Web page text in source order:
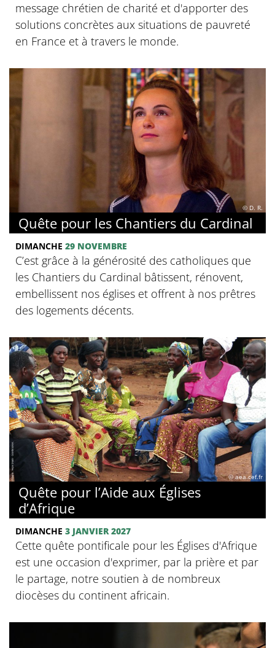
message chrétien de charité et d'apporter des
solutions concrètes aux situations de pauvreté
en France et à travers le monde.
© D. R.
Quête pour les Chantiers du Cardinal
DIMANCHE 29 NOVEMBRE
C’est grâce à la générosité des catholiques que
les Chantiers du Cardinal bâtissent, rénovent,
embellissent nos églises et offrent à nos prêtres
des logements décents.
© aea.cef.fr
Quête pour l’Aide aux Églises
d’Afrique
DIMANCHE 3 JANVIER 2027
Cette quête pontificale pour les Églises d'Afrique
est une occasion d'exprimer, par la prière et par
le partage, notre soutien à de nombreux
diocèses du continent africain.